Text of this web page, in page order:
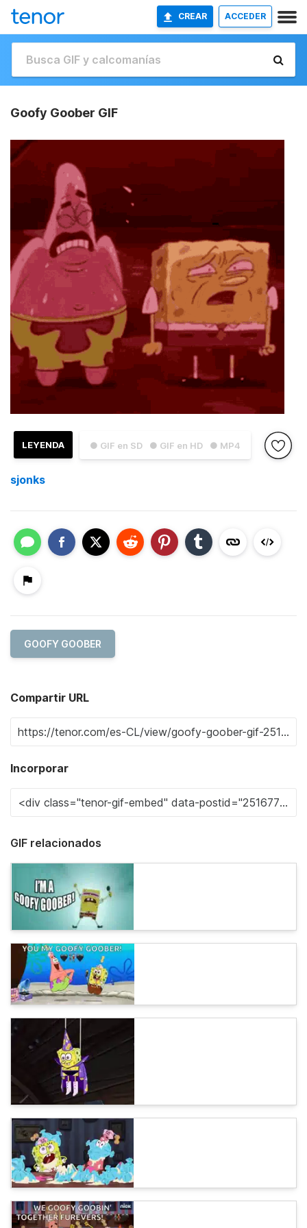
CREAR ACCEDER
Goofy Goober GIF
● GIF en SD ● GIF en HD ● MP4
LEYENDA
sjonks
GOOFY GOOBER
Compartir URL
Incorporar
GIF relacionados